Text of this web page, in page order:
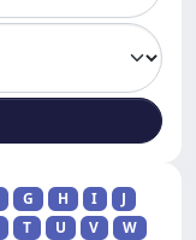
G H I
J
T U V
W